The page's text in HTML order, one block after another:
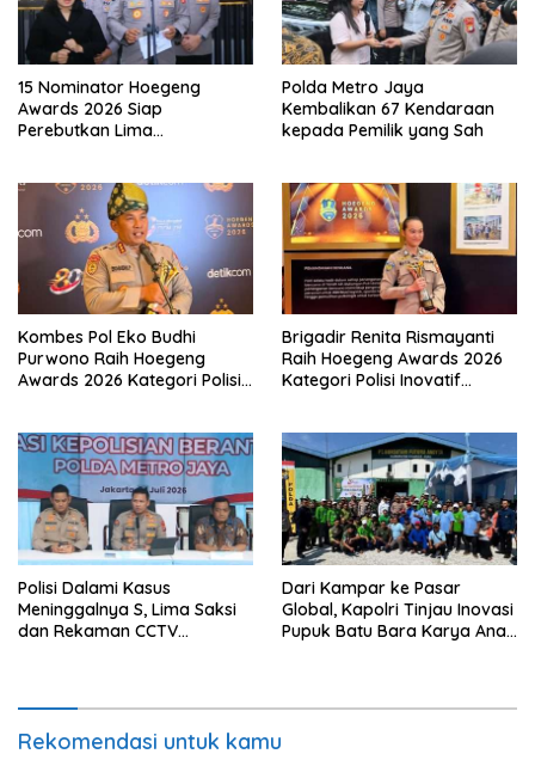
15 Nominator Hoegeng
Awards 2026 Siap
Perebutkan Lima
Polda Metro Jaya
Kembalikan 67 Kendaraan
kepada Pemilik yang Sah
Kombes Pol Eko Budhi
Purwono Raih Hoegeng
Awards 2026 Kategori Polisi
Brigadir Renita Rismayanti
Raih Hoegeng Awards 2026
Kategori Polisi Inovatif
Polisi Dalami Kasus
Meninggalnya S, Lima Saksi
dan Rekaman CCTV
Dari Kampar ke Pasar
Global, Kapolri Tinjau Inovasi
Pupuk Batu Bara Karya Anak
Rekomendasi untuk kamu